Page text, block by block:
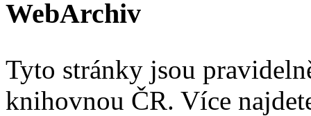
WebArchiv
Tyto stránky jsou
knihovnou ČR. Více